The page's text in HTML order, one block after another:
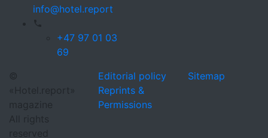
info@hotel.report
+47 97 01 03
69
©
«Hotel.report»
magazine
All rights
reserved
Editorial policy
Reprints &
Permissions
Sitemap